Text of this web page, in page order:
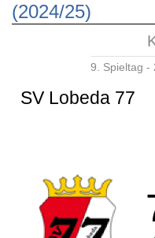
(2024/25)
9. Spieltag -
SV Lobeda 77